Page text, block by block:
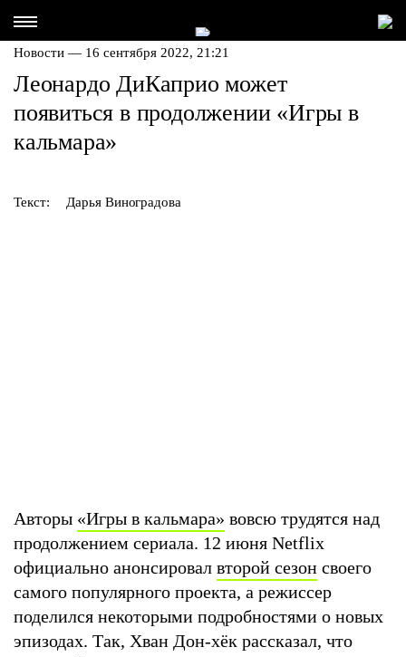
Новости — 16 сентября 2022, 21:21
Леонардо ДиКаприо может
появиться в продолжении «Игры в
кальмара»
Текст: Дарья Виноградова
Авторы «Игры в кальмара» вовсю трудятся над
продолжением сериала. 12 июня Netflix
официально анонсировал второй сезон своего
самого популярного проекта, а режиссер
поделился некоторыми подробностями о новых
эпизодах. Так, Хван Дон-хёк рассказал, что